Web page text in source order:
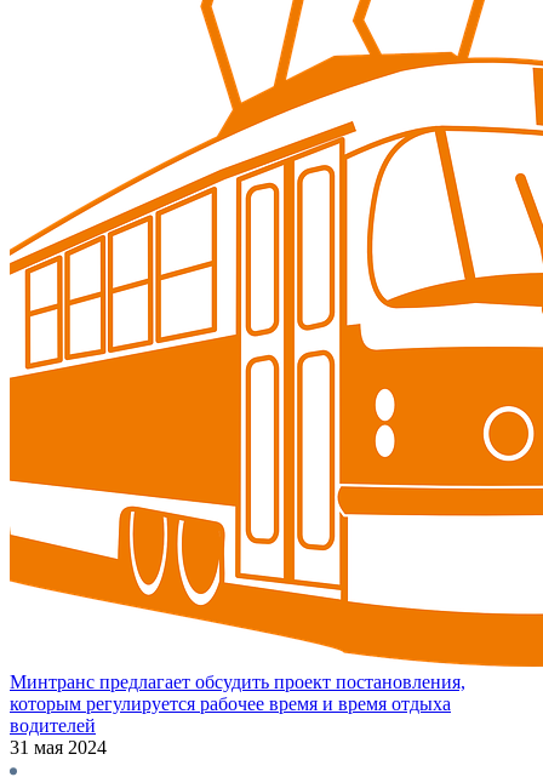
Минтранс предлагает обсудить проект постановления,
которым регулируется рабочее время и время отдыха
водителей
31 мая 2024